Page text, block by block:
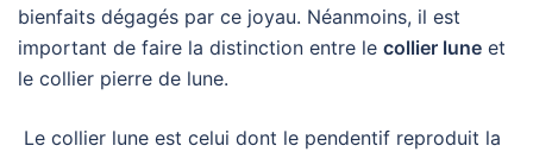
bienfaits dégagés par ce joyau. Néanmoins, il est
important de faire la distinction entre le collier lune et
le collier pierre de lune.
Le collier lune est celui dont le pendentif reproduit la